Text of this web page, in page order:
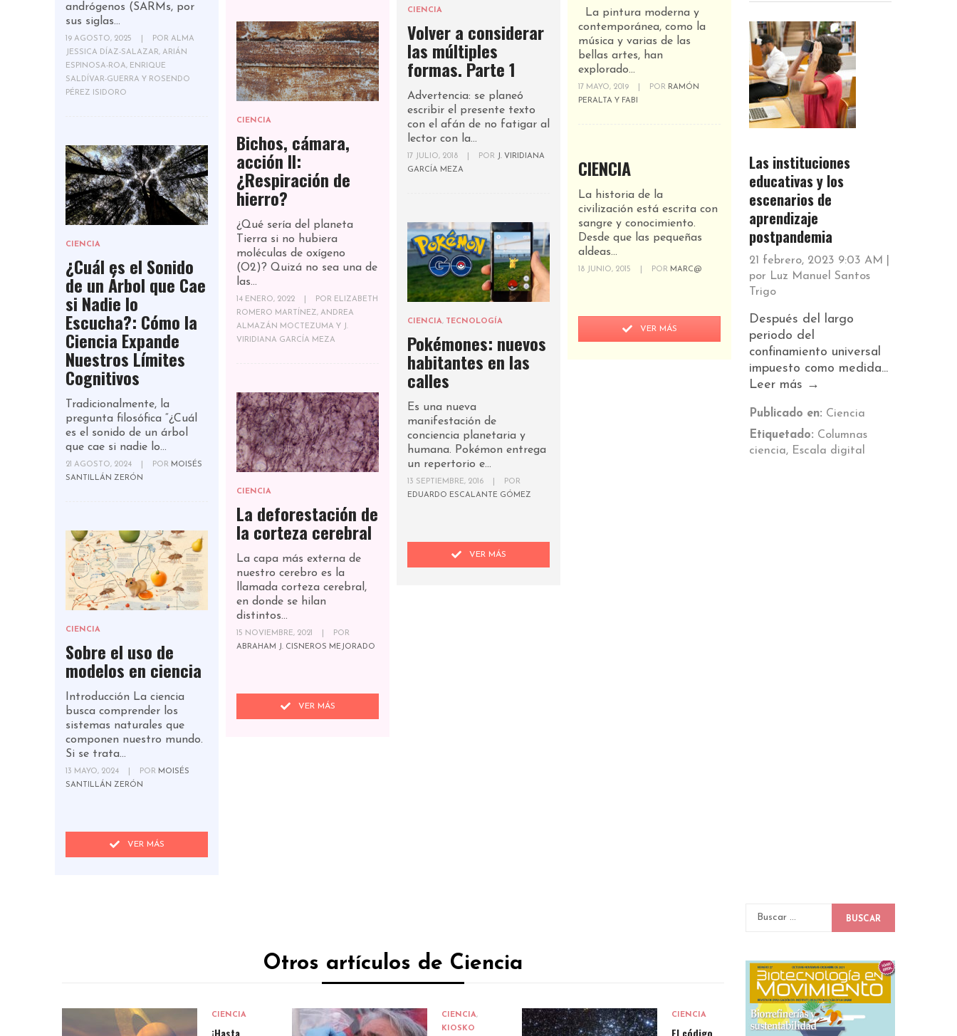
andrógenos (SARMs, por
sus siglas...
19 AGOSTO, 2025 POR ALMA
JESSICA DÍAZ-SALAZAR, ARIÁN
ESPINOSA-ROA, ENRIQUE
SALDÍVAR-GUERRA Y ROSENDO
PÉREZ ISIDORO
CIENCIA
¿Cuál es el Sonido
de un Árbol que Cae
si Nadie lo
Escucha?: Cómo la
Ciencia Expande
Nuestros Límites
Cognitivos
Tradicionalmente, la
pregunta filosófica “¿Cuál
es el sonido de un árbol
que cae si nadie lo...
21 AGOSTO, 2024 POR MOISÉS
SANTILLÁN ZERÓN
CIENCIA
Sobre el uso de
modelos en ciencia
Introducción La ciencia
busca comprender los
sistemas naturales que
componen nuestro mundo.
Si se trata...
13 MAYO, 2024 POR MOISÉS
SANTILLÁN ZERÓN
VER MÁS
CIENCIA
Bichos, cámara,
acción II:
¿Respiración de
hierro?
¿Qué sería del planeta
Tierra si no hubiera
moléculas de oxígeno
(O2)? Quizá no sea una de
las...
14 ENERO, 2022 POR ELIZABETH
ROMERO MARTÍNEZ, ANDREA
ALMAZÁN MOCTEZUMA Y J.
VIRIDIANA GARCÍA MEZA
CIENCIA
La deforestación de
la corteza cerebral
La capa más externa de
nuestro cerebro es la
llamada corteza cerebral,
en donde se hilan
distintos...
15 NOVIEMBRE, 2021
POR
ABRAHAM J. CISNEROS MEJORADO
VER MÁS
CIENCIA
Volver a considerar
las múltiples
formas. Parte 1
Advertencia: se planeó
escribir el presente texto
con el afán de no fatigar al
lector con la...
17 JULIO, 2018 POR
J. VIRIDIANA
GARCÍA MEZA
CIENCIA, TECNOLOGÍA
Pokémones: nuevos
habitantes en las
calles
Es una nueva
manifestación de
conciencia planetaria y
humana. Pokémon entrega
un repertorio e...
13 SEPTIEMBRE, 2016
POR
EDUARDO ESCALANTE GÓMEZ
VER MÁS
La pintura moderna y
contemporánea, como la
música y varias de las
bellas artes, han
explorado...
17 MAYO, 2019 POR RAMÓN
PERALTA Y FABI
CIENCIA
La historia de la
civilización está escrita con
sangre y conocimiento.
Desde que las pequeñas
aldeas...
18 JUNIO, 2015 POR MARC@
VER MÁS
Las instituciones
educativas y los
escenarios de
aprendizaje
postpandemia
21 febrero, 2023 9:03 AM
por Luz Manuel Santos
Trigo
Después del largo
periodo del
confinamiento universal
impuesto como medida...
Leer más →
Publicado en: Ciencia
Etiquetado: Columnas
ciencia, Escala digital
Otros artículos de Ciencia
CIENCIA
¡Hasta
CIENCIA,
KIOSKO
CIENCIA
El código
BUSCAR